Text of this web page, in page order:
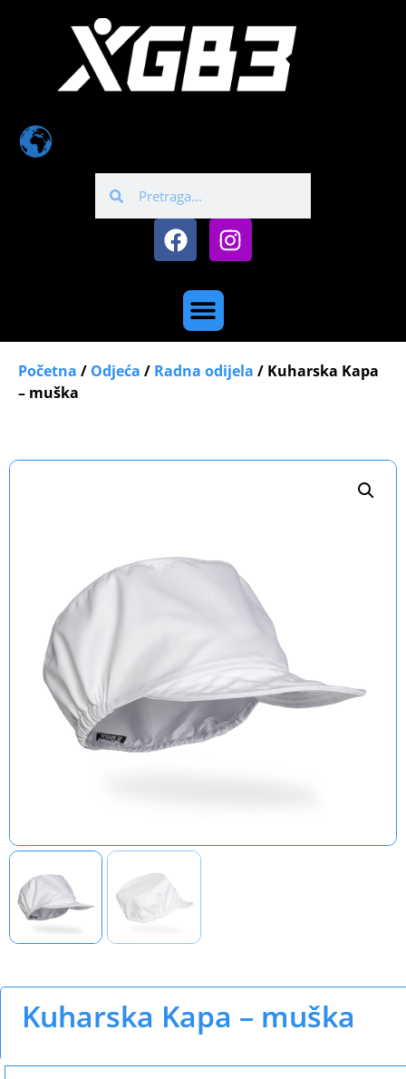
Početna / Odjeća / Radna odijela / Kuharska Kapa
– muška
Kuharska Kapa – muška